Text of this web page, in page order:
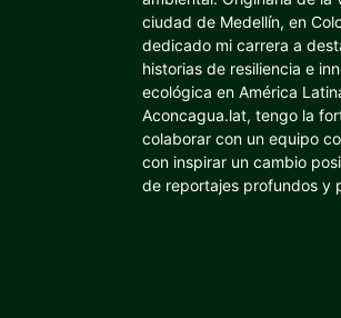
ciudad de Medellín, en
dedicado mi carrera a
historias de resiliencia e
ecológica en América
Aconcagua.lat, tengo la
colaborar con un equipo
con inspirar un cambio
de reportajes profundos y